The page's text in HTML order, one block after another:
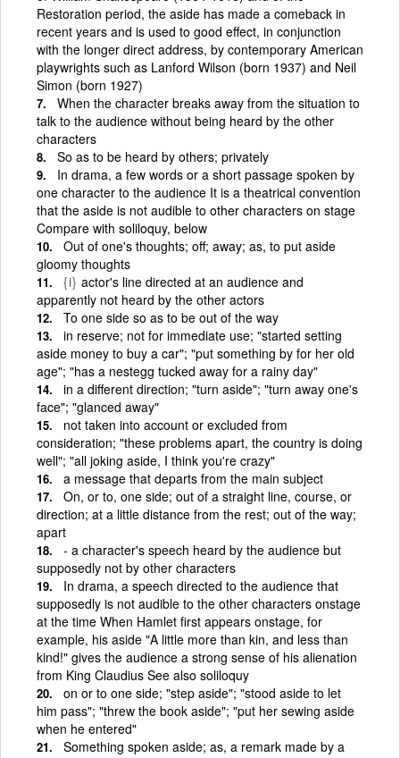
Restoration period, the aside has made a comeback in
recent years and is used to good effect, in conjunction
with the longer direct address, by contemporary American
playwrights such as Lanford Wilson (born 1937) and Neil
Simon (born 1927)
When the character breaks away from the situation to
talk to the audience without being heard by the other
characters
So as to be heard by others; privately
In drama, a few words or a short passage spoken by
one character to the audience It is a theatrical convention
that the aside is not audible to other characters on stage
Compare with soliloquy, below
Out of one's thoughts; off; away; as, to put aside
gloomy thoughts
{i} actor's line directed at an audience and
apparently not heard by the other actors
To one side so as to be out of the way
in reserve; not for immediate use; "started setting
aside money to buy a car"; "put something by for her old
age"; "has a nestegg tucked away for a rainy day"
in a different direction; "turn aside"; "turn away one's
face"; "glanced away"
not taken into account or excluded from
consideration; "these problems apart, the country is doing
well"; "all joking aside, I think you're crazy"
a message that departs from the main subject
On, or to, one side; out of a straight line, course, or
direction; at a little distance from the rest; out of the way;
apart
- a character's speech heard by the audience but
supposedly not by other characters
In drama, a speech directed to the audience that
supposedly is not audible to the other characters onstage
at the time When Hamlet first appears onstage, for
example, his aside "A little more than kin, and less than
kind!" gives the audience a strong sense of his alienation
from King Claudius See also soliloquy
on or to one side; "step aside"; "stood aside to let
him pass"; "threw the book aside"; "put her sewing aside
when he entered"
Something spoken aside; as, a remark made by a